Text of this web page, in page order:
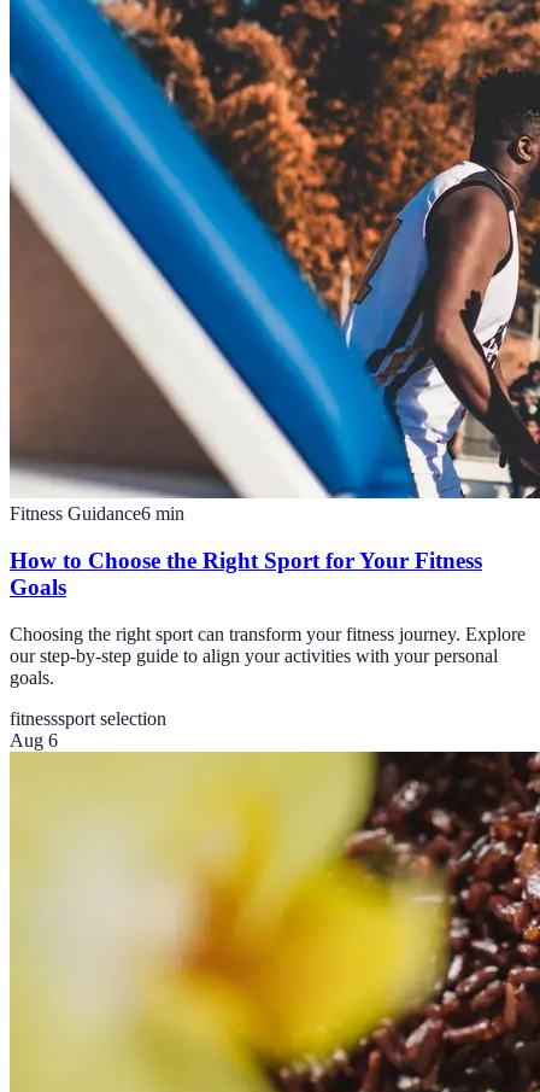
Fitness Guidance6 min
How to Choose the Right Sport for Your Fitness
Goals
Choosing the right sport can transform your fitness journey. Explore
our step-by-step guide to align your activities with your personal
goals.
fitnesssport selection
Aug 6